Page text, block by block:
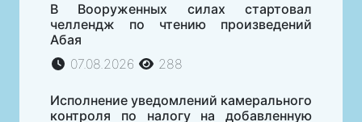
В Вооруженных силах стартовал
челлендж по чтению произведений
Абая
07.08.2026
288
Исполнение уведомлений камерального
контроля по налогу на добавленную